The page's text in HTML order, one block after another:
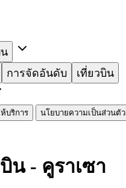
การจัดอันดับ
เที่ยวบิน
บริการ นโยบายความเป็นส่วนตัว
น - คูราเซา